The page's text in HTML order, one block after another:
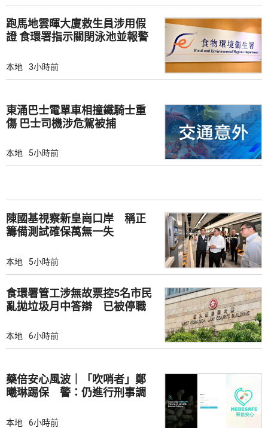
跑馬地雲暉大廈救生員涉用假
證 食環署指示關閉泳池並報警
本地 3小時前
東涌巴士電單車相撞鐵騎士重
傷 巴士司機涉危駕被捕
本地 5小時前
陳國基視察新皇崗口岸 稱正
籌備測試確保萬無一失
本地 5小時前
食環署管工涉無故票控5名市民
亂拋垃圾月中答辯 已被停職
本地 6小時前
藥倍安心風波｜「吹哨者」鄭
曦琳踢保 警：仍進行刑事調
本地 6小時前